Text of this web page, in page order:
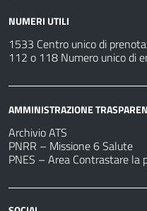
NUMERI UTILI
1533 Centro unico di
112 o 118 Numero unico di
AMMINISTRAZIONE
Archivio ATS
PNRR – Missione 6 Salute
PNES – Area Contrastare la